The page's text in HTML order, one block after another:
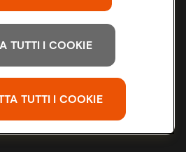
clienti
TUTTI I COOKIE
ACCETTA TUTTI I COOKIE